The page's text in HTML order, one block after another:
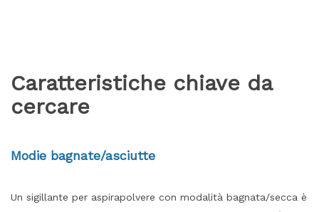
Caratteristiche chiave da
cercare
Modie bagnate/asciutte
Un sigillante per aspirapolvere con modalità bagnata/secca è